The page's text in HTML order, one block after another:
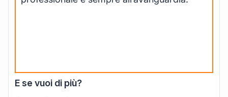
E se vuoi di più?